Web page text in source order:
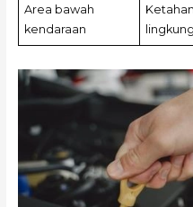
Area bawah
kendaraan